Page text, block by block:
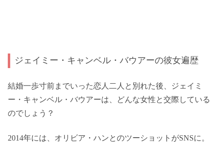
ジェイミー・キャンベル・バウアーの彼女遍歴
結婚一歩寸前までいった恋人二人と別れた後、ジェイミ
ー・キャンベル・バウアーは、どんな女性と交際している
のでしょう？
2014年には、オリビア・ハンとのツーショットがSNSに。